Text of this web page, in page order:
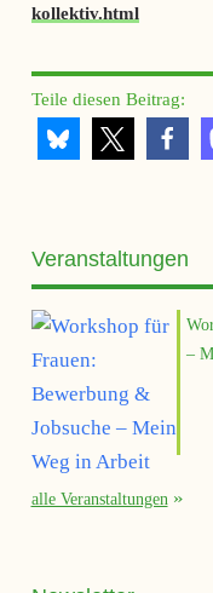
kollektiv.html
Teile diesen Beitrag:
Veranstaltungen
–
alle Veranstaltungen